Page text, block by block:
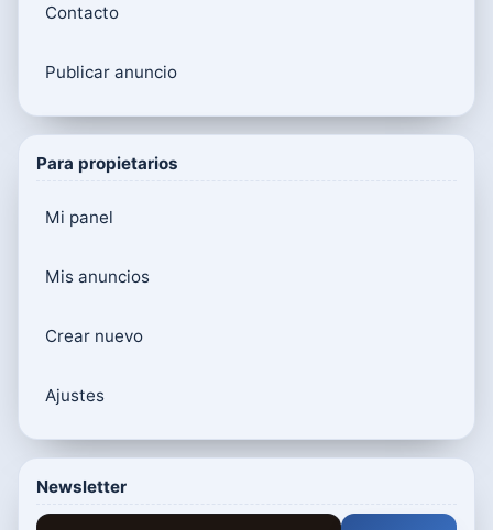
Contacto
Publicar anuncio
Para propietarios
Mi panel
Mis anuncios
Crear nuevo
Ajustes
Newsletter